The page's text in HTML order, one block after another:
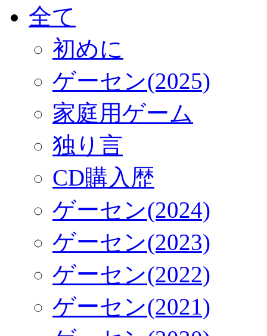
全て
初めに
ゲーセン(2025)
家庭用ゲーム
独り言
CD購入歴
ゲーセン(2024)
ゲーセン(2023)
ゲーセン(2022)
ゲーセン(2021)